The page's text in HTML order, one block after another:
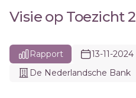
Visie op Toezicht
Rapport 13-11-2024
De Nederlandsche Bank